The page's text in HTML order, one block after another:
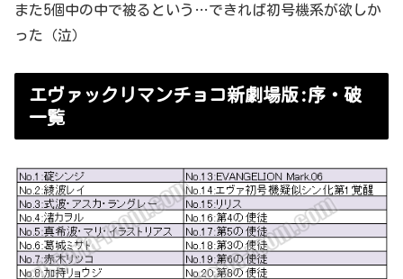
また5個中の中で被るという…できれば初号機系が欲しか
った（泣）
エヴァックリマンチョコ新劇場版:序・破
一覧